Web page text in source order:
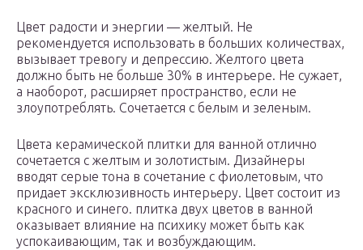
Цвет радости и энергии — желтый. Не
рекомендуется использовать в больших количествах,
вызывает тревогу и депрессию. Желтого цвета
должно быть не больше 30% в интерьере. Не сужает,
а наоборот, расширяет пространство, если не
злоупотреблять. Сочетается с белым и зеленым.
Цвета керамической плитки для ванной отлично
сочетается с желтым и золотистым. Дизайнеры
вводят серые тона в сочетание с фиолетовым, что
придает эксклюзивность интерьеру. Цвет состоит из
красного и синего. плитка двух цветов в ванной
оказывает влияние на психику может быть как
успокаивающим, так и возбуждающим.